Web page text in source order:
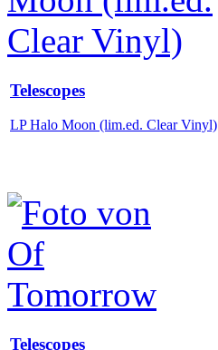
Telescopes
LP Halo Moon (lim.ed. Clear Vinyl)
Telescopes